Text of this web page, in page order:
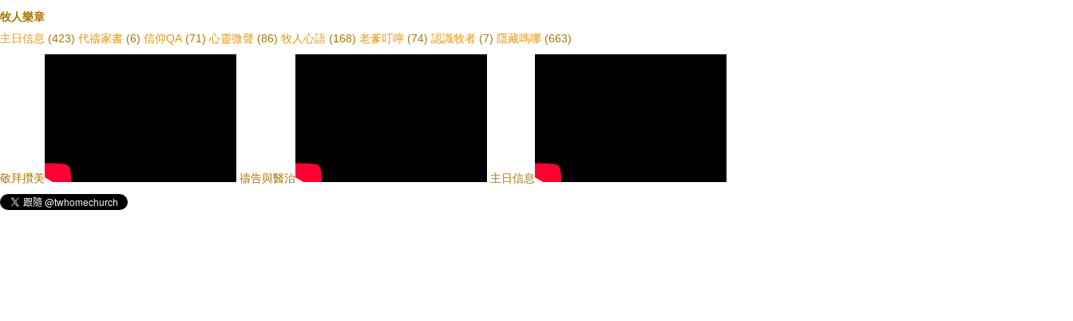
牧人樂章
主日信息 (423) 代禱家書 (6) 信仰QA (71) 心靈微聲 (86) 牧人心語 (168) 老爹叮嚀 (74) 認識牧者 (7) 隱藏嗎哪 (663)
敬拜攢美 禱告與醫治 主日信息